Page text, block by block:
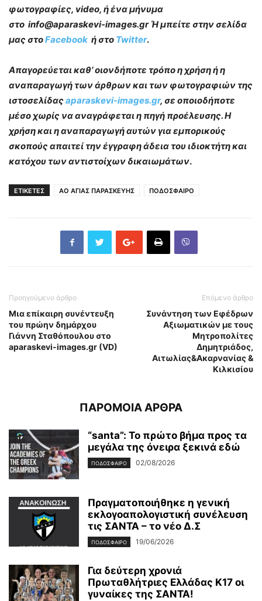
φωτογραφίες, video, ή ένα μήνυμα
στο info@aparaskevi-images.gr Ή μπείτε στην σελίδα
μας στοFacebook ή στο Twitter.
Απαγορεύεται καθ’ οιονδήποτε τρόπο η χρήση ή η
αναπαραγωγή των άρθρων και των φωτογραφιών της
ιστοσελίδας aparaskevi-images.gr, σε οποιοδήποτε
μέσο χωρίς να αναγράφεται η πηγή προέλευσης. Η
χρήση και η αναπαραγωγή αυτών για εμπορικούς
σκοπούς απαιτεί την έγγραφη άδεια του ιδιοκτήτη και
κατόχου των αντιστοίχων δικαιωμάτων.
ΕΤΙΚΕΤΕΣ ΑΟ ΑΓΙΑΣ ΠΑΡΑΣΚΕΥΗΣ ΠΟΔΟΣΦΑΙΡΟ
Προηγούμενο άρθρο
Μια επίκαιρη συνέντευξη
του πρώην δημάρχου
Γιάννη Σταθόπουλου στο
aparaskevi-images.gr (VD)
Επόμενο άρθρο
Συνάντηση των Εφέδρων
Αξιωματικών με τους
Μητροπολίτες
Δημητριάδος,
Αιτωλίας&Ακαρνανίας &
Κιλκισίου
ΠΑΡΟΜΟΙΑ ΑΡΘΡΑ
“santa”: Το πρώτο βήμα προς τα
μεγάλα της όνειρα ξεκινά εδώ
ΠΟΔΟΣΦΑΙΡΟ 02/08/2026
Πραγματοποιήθηκε η γενική
εκλογοαπολογιστική συνέλευση
τις ΣΑΝΤΑ – το νέο Δ.Σ
ΠΟΔΟΣΦΑΙΡΟ 19/06/2026
Για δεύτερη χρονιά
Πρωταθλήτριες Ελλάδας Κ17 οι
γυναίκες της ΣΑΝΤΑ!